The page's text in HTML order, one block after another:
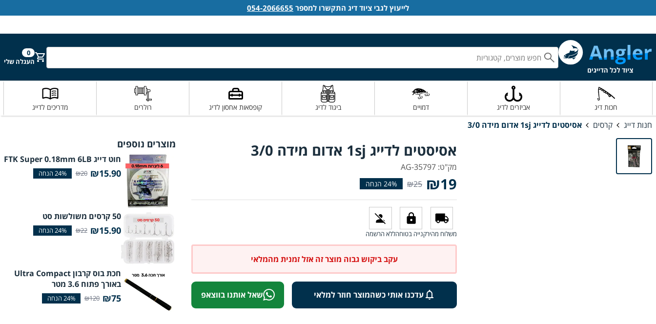
חפש0
העגלה שלי
חכות דיג אביזרים לדיג דמויים ביגוד לדיג קופסאות אחסון לדיג רולרים מדריכים לדייג
חנות דייג קרסים אסיסטים לדייג 1sj אדום מידה 3/0
אסיסטים לדייג 1sj אדום מידה 3/0
מק"ט: AG-35797
₪19
₪25
משלוח מהירקנייה בטוחהללא הרשמה
עקב ביקוש גבוה מוצר זה אזל זמנית מהמלאי
עדכנו אותי כשהמוצר חוזר למלאי שאל אותנו בווצאפ
מוצרים נוספים
חוט דייג FTK Super 0.18mm 6LB
₪15.90
₪20
50 קרסים משולשות סט
₪15.90
₪22
חכת בוס קרבון Ultra Compact
באורך פתוח 3.6 מטר
₪75
₪120
לייעוץ לגבי ציוד דיג התקשרו למספר 054-2066655